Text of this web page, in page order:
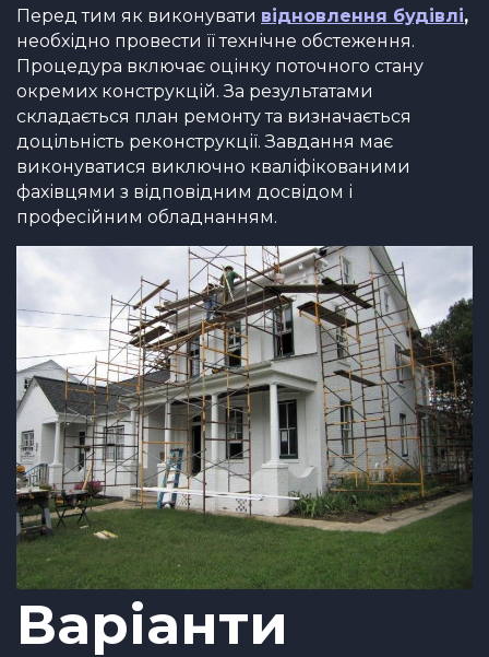
Перед тим як виконувати відновлення будівлі,
необхідно провести її технічне обстеження.
Процедура включає оцінку поточного стану
окремих конструкцій. За результатами
складається план ремонту та визначається
доцільність реконструкції. Завдання має
виконуватися виключно кваліфікованими
фахівцями з відповідним досвідом і
професійним обладнанням.
Варіанти